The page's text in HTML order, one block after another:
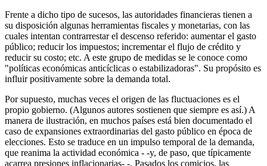
Frente a dicho tipo de sucesos, las autoridades financieras tienen a
su disposición algunas herramientas fiscales y monetarias, con las
cuales intentan contrarrestar el descenso referido: aumentar el gasto
público; reducir los impuestos; incrementar el flujo de crédito y
reducir su costo; etc. A este grupo de medidas se le conoce como
"políticas económicas anticíclicas o estabilizadoras". Su propósito es
influir positivamente sobre la demanda total.
Por supuesto, muchas veces el origen de las fluctuaciones es el
propio gobierno. (Algunos autores sostienen que siempre es así.) A
manera de ilustración, en muchos países está bien documentado el
caso de expansiones extraordinarias del gasto público en época de
elecciones. Esto se traduce en un impulso temporal de la demanda,
que reanima la actividad económica - -y, de paso, que típicamente
acarrea presiones inflacionarias- -. Pasados los comicios, las